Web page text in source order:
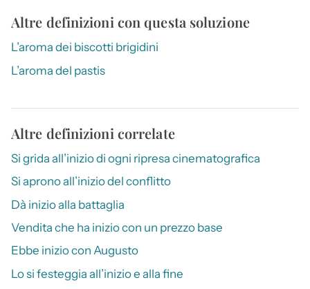
Altre definizioni con questa soluzione
L’aroma dei biscotti brigidini
L’aroma del pastis
Altre definizioni correlate
Si grida all’inizio di ogni ripresa cinematografica
Si aprono all’inizio del conflitto
Dà inizio alla battaglia
Vendita che ha inizio con un prezzo base
Ebbe inizio con Augusto
Lo si festeggia all’inizio e alla fine